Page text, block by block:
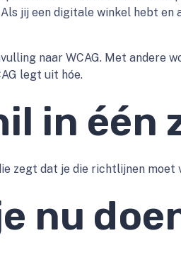
jij een digitale winkel hebt en
naar WCAG. Met andere
legt uit hóe.
in één
zegt dat je die richtlijnen moet
nu